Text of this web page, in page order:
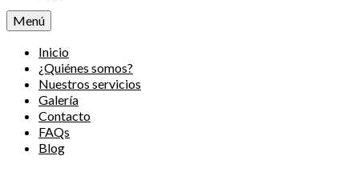
Menú
Inicio
¿Quiénes somos?
Nuestros servicios
Galería
Contacto
FAQs
Blog